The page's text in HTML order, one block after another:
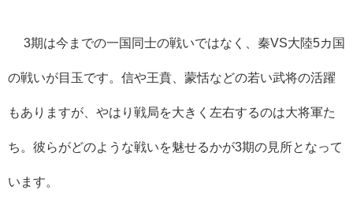
3期は今までの一国同士の戦いではなく、秦VS大陸5カ国
の戦いが目玉です。信や王賁、蒙恬などの若い武将の活躍
もありますが、やはり戦局を大きく左右するのは大将軍た
ち。彼らがどのような戦いを魅せるかが3期の見所となって
います。